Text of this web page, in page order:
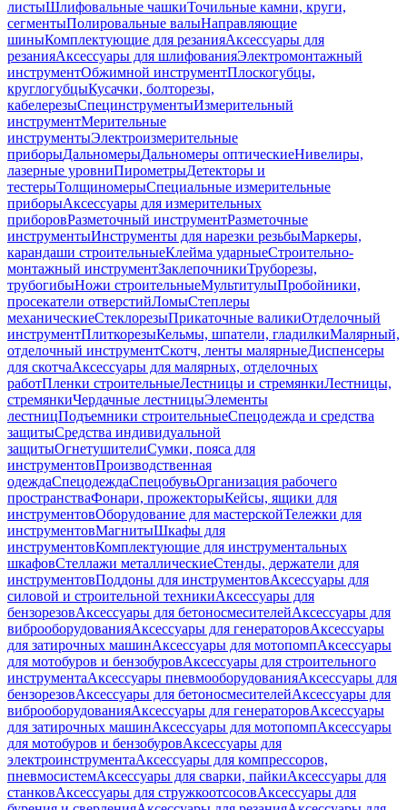
листыШлифовальные чашкиТочильные камни, круги,
сегментыПолировальные валыНаправляющие
шиныКомплектующие для резанияАксессуары для
резанияАксессуары для шлифованияЭлектромонтажный
инструментОбжимной инструментПлоскогубцы,
круглогубцыКусачки, болторезы,
кабелерезыСпецинструментыИзмерительный
инструментМерительные
инструментыЭлектроизмерительные
приборыДальномерыДальномеры оптическиеНивелиры,
лазерные уровниПирометрыДетекторы и
тестерыТолщиномерыСпециальные измерительные
приборыАксессуары для измерительных
приборовРазметочный инструментРазметочные
инструментыИнструменты для нарезки резьбыМаркеры,
карандаши строительныеКлейма ударныеСтроительно-
монтажный инструментЗаклепочникиТруборезы,
трубогибыНожи строительныеМультитулыПробойники,
просекатели отверстийЛомыСтеплеры
механическиеСтеклорезыПрикаточные валикиОтделочный
инструментПлиткорезыКельмы, шпатели, гладилкиМалярный,
отделочный инструментСкотч, ленты малярныеДиспенсеры
для скотчаАксессуары для малярных, отделочных
работПленки строительныеЛестницы и стремянкиЛестницы,
стремянкиЧердачные лестницыЭлементы
лестницПодъемники строительныеСпецодежда и средства
защитыСредства индивидуальной
защитыОгнетушителиСумки, пояса для
инструментовПроизводственная
одеждаСпецодеждаСпецобувьОрганизация рабочего
пространстваФонари, прожекторыКейсы, ящики для
инструментовОборудование для мастерскойТележки для
инструментовМагнитыШкафы для
инструментовКомплектующие для инструментальных
шкафовСтеллажи металлическиеСтенды, держатели для
инструментовПоддоны для инструментовАксессуары для
силовой и строительной техникиАксессуары для
бензорезовАксессуары для бетоносмесителейАксессуары для
виброоборудованияАксессуары для генераторовАксессуары
для затирочных машинАксессуары для мотопомпАксессуары
для мотобуров и бензобуровАксессуары для строительного
инструментаАксессуары пневмооборудованияАксессуары для
бензорезовАксессуары для бетоносмесителейАксессуары для
виброоборудованияАксессуары для генераторовАксессуары
для затирочных машинАксессуары для мотопомпАксессуары
для мотобуров и бензобуровАксессуары для
электроинструментаАксессуары для компрессоров,
пневмосистемАксессуары для сварки, пайкиАксессуары для
станковАксессуары для стружкоотсосовАксессуары для